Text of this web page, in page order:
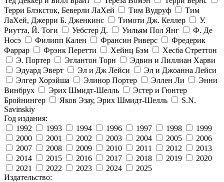
Терри Блэксток, Беверли ЛаХей
Тим Вудруф
Тим
ЛаХей, Джерри Б. Дженкинс
Тимоти Дж. Келлер
У.
Риутта, Й. Тоги
Уебстер Д. Уильям Пол Янг
Ф. Де
Носэ
Филипп Кален Франсин Риверс
Фредерик
Фаррар
Фрэнк Перетти Хейнц Бэм
Хесба Стреттон
Э. Портер
Эглантон Торн
Эдвин и Лиллиан Харви
Эдуард Эверт
Эл и Дж Лейси
Эл и Джоанна Лейси
Элгер Хорэйша
Элинор Портер Эллен Ли
Энни
Винбрух
Эрих Шмидт-Шелль
Эстер и Гюнтер
Бройнингер
Яков Эзау, Эрих Шмидт-Шелль
S.N.
Savinskiy
Год издания:
1992
1993 1994 1996 1997 1998
1999
2000
2001 2002 2003 2004 2005
2006
2007
2008 2009 2010 2011 2012
2013
2014
2015 2016 2017 2018 2019
2020
2021
2022 2023 2024
2025
Издательство: